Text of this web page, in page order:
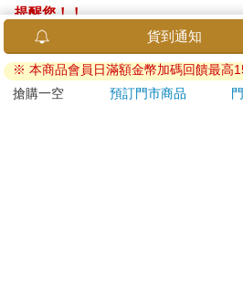
提醒您！！
金石堂及銀行均不會請您操作ATM!
ATM提款機，請不要聽從指示，以免
退換貨須知：
貨到通知
※ 本商品會員日滿額金幣加碼回饋最高
搶購一空
預訂門市商品